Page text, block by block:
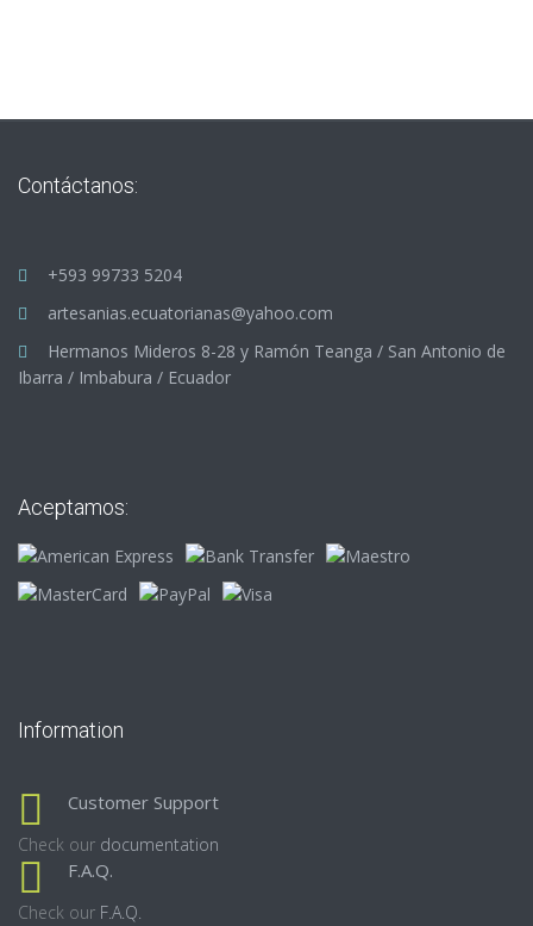
Contáctanos:
+593 99733 5204
artesanias.ecuatorianas@yahoo.com
Hermanos Mideros 8-28 y Ramón Teanga / San Antonio de
Ibarra / Imbabura / Ecuador
Aceptamos:
Information
Customer Support
Check our documentation
F.A.Q.
Check our F.A.Q.